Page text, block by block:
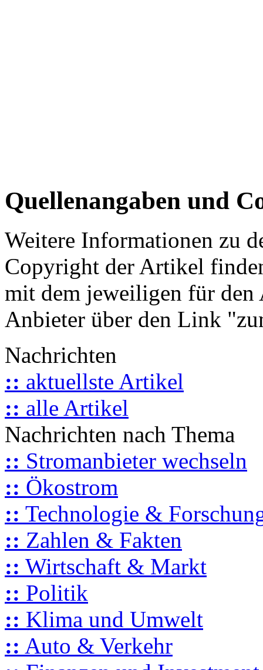
Quellenangaben und
Weitere Informationen zu
Copyright der Artikel
mit dem jeweiligen für
Anbieter über den Link
Nachrichten
:: aktuellste Artikel
:: alle Artikel
Nachrichten nach Thema
:: Stromanbieter wechseln
:: Ökostrom
:: Technologie &
:: Zahlen & Fakten
:: Wirtschaft & Markt
:: Politik
:: Klima und Umwelt
:: Auto & Verkehr